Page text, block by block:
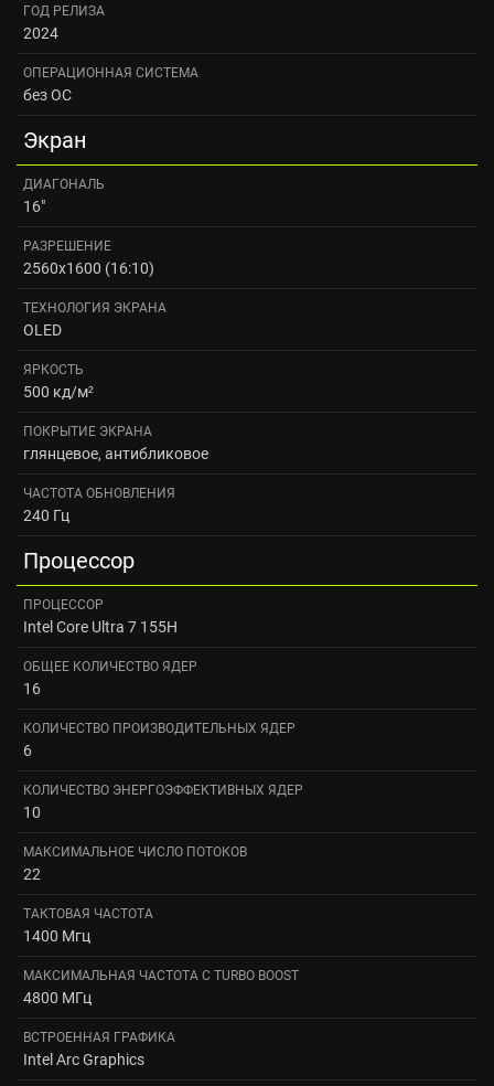
ГОД РЕЛИЗА
2024
ОПЕРАЦИОННАЯ СИСТЕМА
без ОС
Экран
ДИАГОНАЛЬ
16"
РАЗРЕШЕНИЕ
2560x1600 (16:10)
ТЕХНОЛОГИЯ ЭКРАНА
OLED
ЯРКОСТЬ
500 кд/м²
ПОКРЫТИЕ ЭКРАНА
глянцевое, антибликовое
ЧАСТОТА ОБНОВЛЕНИЯ
240 Гц
Процессор
ПРОЦЕССОР
Intel Core Ultra 7 155H
ОБЩЕЕ КОЛИЧЕСТВО ЯДЕР
16
КОЛИЧЕСТВО ПРОИЗВОДИТЕЛЬНЫХ ЯДЕР
6
КОЛИЧЕСТВО ЭНЕРГОЭФФЕКТИВНЫХ ЯДЕР
10
МАКСИМАЛЬНОЕ ЧИСЛО ПОТОКОВ
22
ТАКТОВАЯ ЧАСТОТА
1400 Мгц
МАКСИМАЛЬНАЯ ЧАСТОТА С TURBO BOOST
4800 МГц
ВСТРОЕННАЯ ГРАФИКА
Intel Arc Graphics